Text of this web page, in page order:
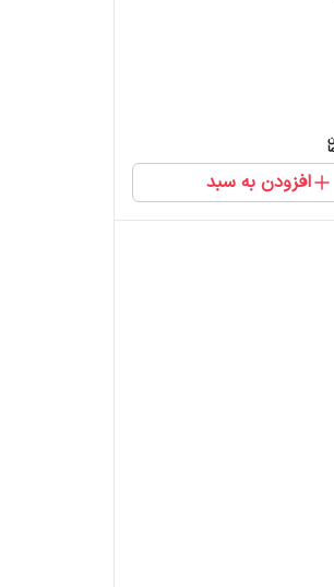
افزودن به سبد